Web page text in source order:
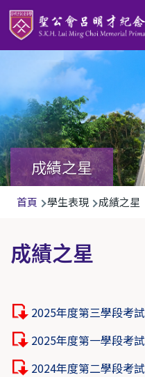
移至主內容
成績之星
導
連
結
首頁 學生表現 成績之星
成績之星
2025年度第三學段考試
2025年度第一學段考試
2024年度第二學段考試